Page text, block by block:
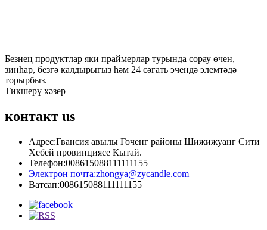
Безнең продуктлар яки праймерлар турында сорау өчен,
зинһар, безгә калдырыгыз һәм 24 сәгать эчендә элемтәдә
торырбыз.
Тикшерү хәзер
контакт us
Адрес:Гвансия авылы Гоченг районы Шижижуанг Сити
Хебей провинциясе Кытай.
Телефон:008615088111111155
Электрон почта:zhongya@zycandle.com
Ватсап:008615088111111155